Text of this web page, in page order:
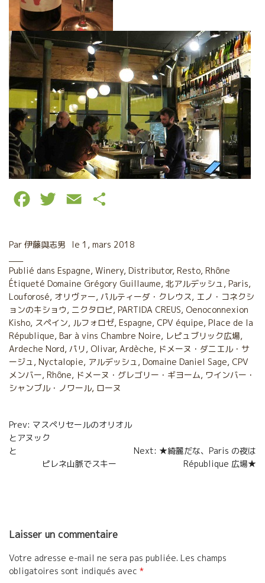
c
b
o
o
k
i
t
e
r
a
l
r
a
g
e
r
Par 伊藤與志男 le 1, mars 2018
Publié dans Espagne, Winery, Distributor, Resto, Rhône
Étiqueté Domaine Grégory Guillaume, 北アルデッシュ, Paris,
Louforosé, オリヴァー, パルティーダ・クレウス, エノ・コネクシ
ョンのキショウ, ニクタロピ, PARTIDA CREUS, Oenoconnexion
Kisho, スペイン, ルフォロゼ, Espagne, CPV équipe, Place de la
République, Bar à vins Chambre Noire, レピュブリック広場,
Ardeche Nord, パリ, Olivar, Ardèche, ドメーヌ・ダニエル・サ
ージュ, Nyctalopie, アルデッシュ, Domaine Daniel Sage, CPV
メンバー, Rhône, ドメーヌ・グレゴリー・ギヨーム, ワインバー・
シャンブル・ノワール, ローヌ
Navigation
de
l’article
Prev: マスペリセールのオリオル
とアヌック
と
ピレネ山脈でスキー
Next: ★綺麗だな、Paris の夜は
République 広場★
Laisser un commentaire
Votre adresse e-mail ne sera pas publiée. Les champs
obligatoires sont indiqués avec *